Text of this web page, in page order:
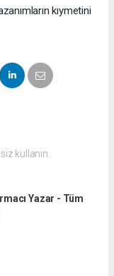
kıymetini
kullanın.
Yazar - Tüm